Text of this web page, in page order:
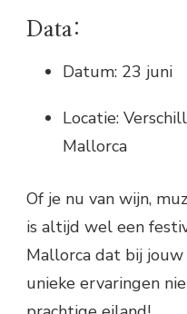
Data:
Datum: 23 juni
Locatie:
Mallorca
Of je nu van wijn,
is altijd wel een
Mallorca dat bij jouw
unieke ervaringen